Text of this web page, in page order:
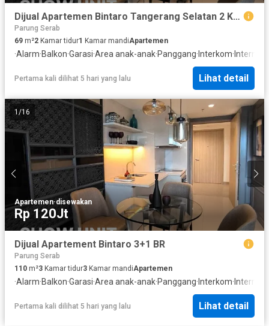
Dijual Apartemen Bintaro Tangerang Selatan 2 Kamar Tidur
Parung Serab
69 m²2 Kamar tidur1 Kamar mandiApartemen
·Alarm·Balkon·Garasi·Area anak-anak·Panggang· Interkom· Internet
Pertama kali dilihat 5 hari yang lalu Lihat detail
1 /16
Apartemen·disewakan
Rp 120Jt
Dijual Apartement Bintaro 3+1 BR
Parung Serab
110 m²3 Kamar tidur3 Kamar mandiApartemen
·Alarm·Balkon·Garasi·Area anak-anak·Panggang· Interkom· Internet
Pertama kali dilihat 5 hari yang lalu Lihat detail